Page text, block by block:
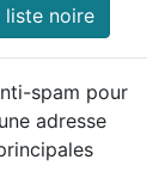
liste noire
spam pour
adresse